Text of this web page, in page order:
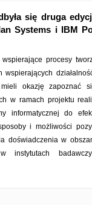
się druga
Systems i IBM
procesy
wspierających
okazję zapoznać
w ramach projektu
informatycznej do
i możliwości
doświadczenia w
instytutach